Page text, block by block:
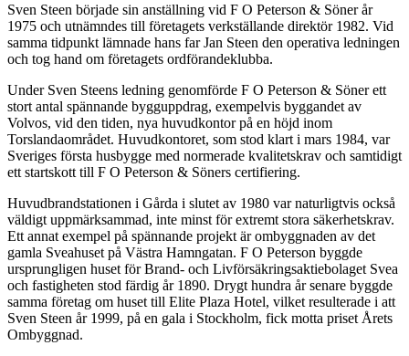
Sven Steen började sin anställning vid F O Peterson & Söner år
1975 och utnämndes till företagets verkställande direktör 1982. Vid
samma tidpunkt lämnade hans far Jan Steen den operativa ledningen
och tog hand om företagets ordförandeklubba.
Under Sven Steens ledning genomförde F O Peterson & Söner ett
stort antal spännande bygguppdrag, exempelvis byggandet av
Volvos, vid den tiden, nya huvudkontor på en höjd inom
Torslandaområdet. Huvudkontoret, som stod klart i mars 1984, var
Sveriges första husbygge med normerade kvalitetskrav och samtidigt
ett startskott till F O Peterson & Söners certifiering.
Huvudbrandstationen i Gårda i slutet av 1980 var naturligtvis också
väldigt uppmärksammad, inte minst för extremt stora säkerhetskrav.
Ett annat exempel på spännande projekt är ombyggnaden av det
gamla Sveahuset på Västra Hamngatan. F O Peterson byggde
ursprungligen huset för Brand- och Livförsäkringsaktiebolaget Svea
och fastigheten stod färdig år 1890. Drygt hundra år senare byggde
samma företag om huset till Elite Plaza Hotel, vilket resulterade i att
Sven Steen år 1999, på en gala i Stockholm, fick motta priset Årets
Ombyggnad.